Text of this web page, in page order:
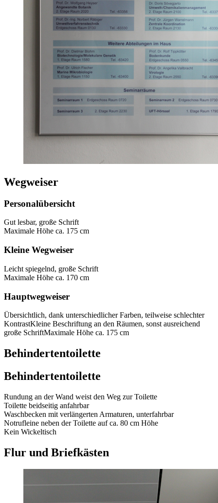
Wegweiser
Personalübersicht
Gut lesbar, große Schrift
Maximale Höhe ca. 175 cm
Kleine Wegweiser
Leicht spiegelnd, große Schrift
Maximale Höhe ca. 170 cm
Hauptwegweiser
Übersichtlich, dank unterschiedlicher Farben, teilweise schlechter
KontrastKleine Beschriftung an den Räumen, sonst ausreichend
große SchriftMaximale Höhe ca. 175 cm
Behindertentoilette
Behindertentoilette
Rundung an der Wand weist den Weg zur Toilette
Toilette beidseitig anfahrbar
Waschbecken mit verlängerten Armaturen, unterfahrbar
Notrufleine neben der Toilette auf ca. 80 cm Höhe
Kein Wickeltisch
Flur und Briefkästen